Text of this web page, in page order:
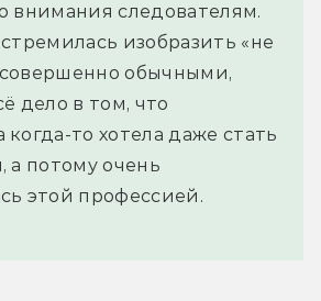
внимания следователям.
изобразить «не
совершенно обычными,
дело в том, что
то хотела даже стать
а потому очень
этой профессией.